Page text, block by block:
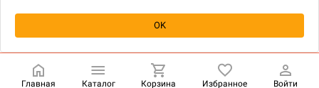
Уведомить о наличии
Главная Каталог Корзина Избранное Войти
OK